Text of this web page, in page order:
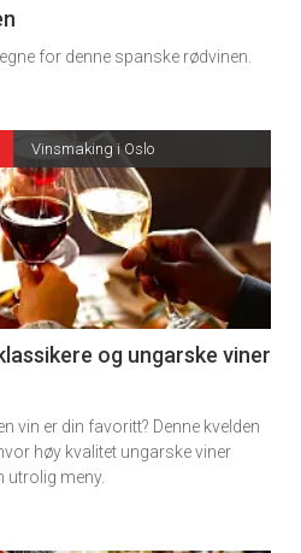
for denne spanske rødvinen.
Vinsmaking i Oslo
og ungarske viner
vin er din favoritt? Denne kvelden
høy kvalitet ungarske viner
utrolig meny.